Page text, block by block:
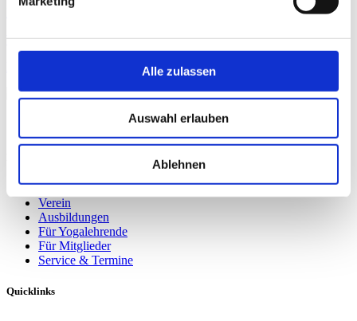
Alle zulassen
Auswahl erlauben
Ablehnen
Website
Yoga
Verein
Ausbildungen
Für Yogalehrende
Für Mitglieder
Service & Termine
Quicklinks